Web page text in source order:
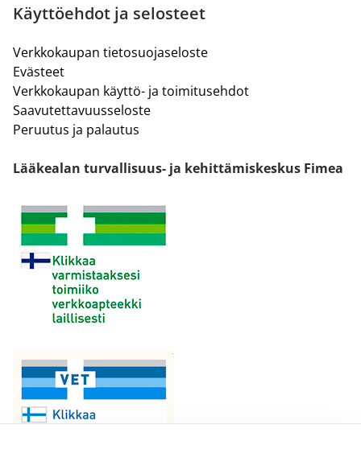
Käyttöehdot ja selosteet
Verkkokaupan tietosuojaseloste
Evästeet
Verkkokaupan käyttö- ja toimitusehdot
Saavutettavuusseloste
Peruutus ja palautus
Lääkealan turvallisuus- ja kehittämiskeskus Fimea